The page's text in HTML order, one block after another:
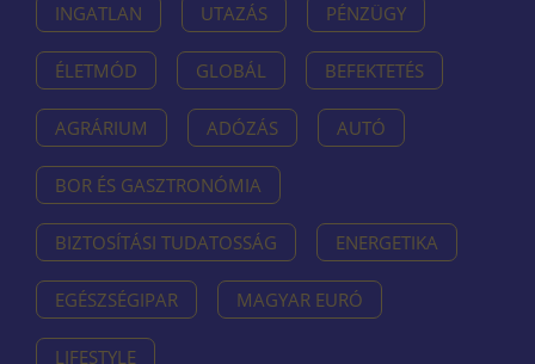
INGATLAN UTAZÁS PÉNZÜGY
ÉLETMÓD GLOBÁL BEFEKTETÉS
AGRÁRIUM ADÓZÁS AUTÓ
BOR ÉS GASZTRONÓMIA
BIZTOSÍTÁSI TUDATOSSÁG ENERGETIKA
EGÉSZSÉGIPAR MAGYAR EURÓ
LIFESTYLE